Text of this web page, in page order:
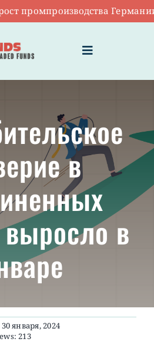
промпроизводства Германии
Toggle
Navigation
в
в
января, 2024
213